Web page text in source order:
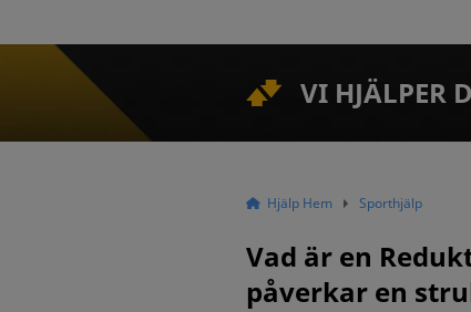
VI HJÄLPER
Hjälp Hem Sporthjälp
Vad är en
påverkar en